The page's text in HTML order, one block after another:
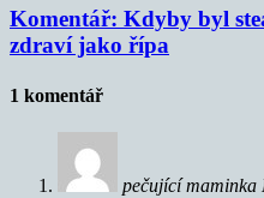
Komentář: Kdyby byl
zdraví jako řípa
1 komentář
pečující maminka